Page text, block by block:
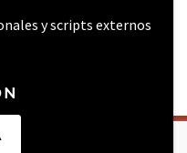
y scripts externos